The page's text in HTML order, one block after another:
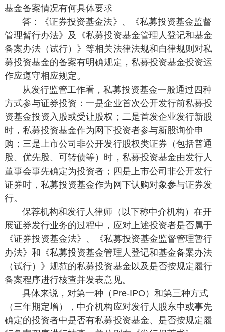
基金备案情况有何具体要求
答：《证券投资基金法》、《私募投资基金监督
管理暂行办法》及《私募投资基金管理人登记和基金
备案办法（试行）》等相关法律法规和自律规则对私
募投资基金的备案有明确规定，私募投资基金投资运
作应遵守相应规定。
从发行监管工作看，私募投资基金一般通过四种
方式参与证券投资：一是企业首次公开发行前私募投
资基金投资入股或受让股权；二是首发企业发行新股
时，私募投资基金作为网下投资者参与新股询价申
购；三是上市公司非公开发行股权类证券（包括普通
股、优先股、可转债等）时，私募投资基金由发行人
董事会事先确定为投资者；四是上市公司非公开发行
证券时，私募投资基金作为网下认购对象参与证券发
行。
保荐机构和发行人律师（以下称中介机构）在开
展证券发行业务的过程中，应对上述投资者是否属于
《证券投资基金法》、《私募投资基金监督管理暂行
办法》和《私募投资基金管理人登记和基金备案办法
（试行）》规范的私募投资基金以及是否按规定履行
备案程序进行核查并发表意见。
具体来说，对第一种（Pre-IPO）和第三种方式
（三年期定增），中介机构应对发行人股东中或事先
确定的投资者中是否有私募投资基金、是否按规定履